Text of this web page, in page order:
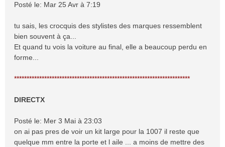
Posté le: Mar 25 Avr à 7:19
tu sais, les crocquis des stylistes des marques ressemblent
bien souvent à ça...
Et quand tu vois la voiture au final, elle a beaucoup perdu en
forme...
**********************************************************************
DIRECTX
Posté le: Mer 3 Mai à 23:03
on ai pas pres de voir un kit large pour la 1007 il reste que
quelque mm entre la porte et l aile ... a moins de mettre des